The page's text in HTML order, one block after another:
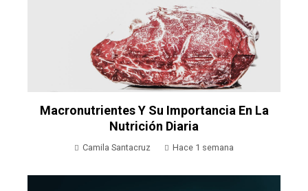
Macronutrientes Y Su Importancia En La
Nutrición Diaria
Camila Santacruz Hace 1 semana